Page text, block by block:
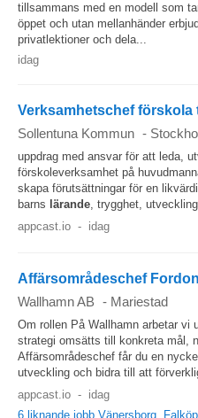
tillsammans med en modell som
öppet och utan mellanhänder
privatlektioner och dela...
idag
Verksamhetschef förskola
Sollentuna Kommun -
uppdrag med ansvar för att leda,
förskoleverksamhet på
skapa förutsättningar för en
barns lärande, trygghet,
appcast.io - idag
Affärsområdeschef Fordon
Wallhamn AB - Mariestad
Om rollen På Wallhamn arbetar vi
strategi omsätts till konkreta mål,
Affärsområdeschef får du en
utveckling och bidra till att
appcast.io - idag
6 liknande jobb Vänersborg,